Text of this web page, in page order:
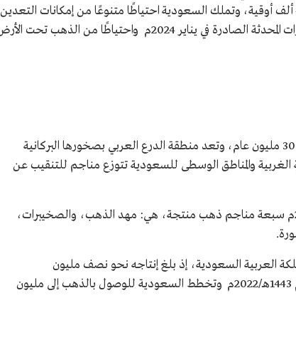
حسب بيانات شركة التعدين العربية السعودية 434 ألف أوقية، وتملك السعودية احتياطًا متنوعًا من إمكانات
تصل قيمتها إلى نحو 2.5 تريليون دولار، وفق التقديرات المحدثة الصادرة في يناير 2024م واحتياطًا من الذهب تحت
تكون معدن الذهب في السعودية خلال فترة تقدر بـ300 مليون عام، وتعد منطقة الدرع العربي بصخورها البركانية
الغربية والمناطق الوسطى للسعودية تتوزع مناجم للتنقيب عن
ويوجد في السعودية وفق إحصائية عام 1443هـ/2022م سبعة مناجم ذهب منتجة، هي: مهد الذهب، والصخيبرات،
في المملكة العربية السعودية، إذ بلغ إنتاجه نحو نصف مليون
أوقية، وذلك مقارنة مع نحو 335,207 أوقية، في عام 1443هـ/2022م وتخطط السعودية للوصول بالذهب إلى مليون